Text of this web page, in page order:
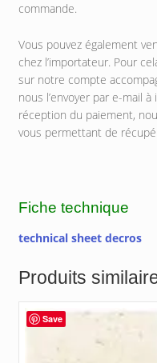
commande.
Vous pouvez également
chez l’importateur. Pour
sur notre compte
nous l’envoyer par e-mail
réception du paiement,
vous permettant de
Fiche technique
technical sheet decros
Produits
Save